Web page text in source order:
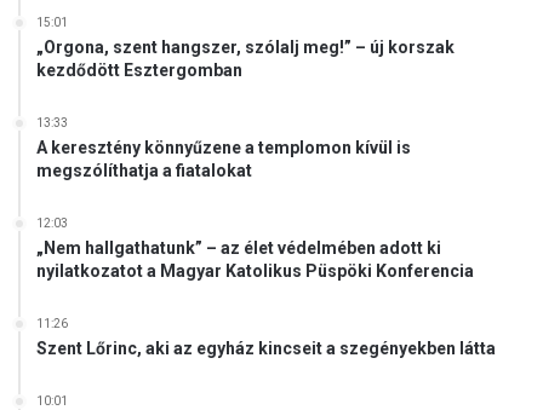
15:01
„Orgona, szent hangszer, szólalj meg!” – új korszak
kezdődött Esztergomban
13:33
A keresztény könnyűzene a templomon kívül is
megszólíthatja a fiatalokat
12:03
„Nem hallgathatunk” – az élet védelmében adott ki
nyilatkozatot a Magyar Katolikus Püspöki Konferencia
11:26
Szent Lőrinc, aki az egyház kincseit a szegényekben látta
10:01